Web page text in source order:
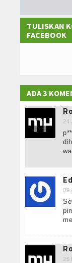
TULISKAN
FACEBOOK
ADA 3
24
09
25